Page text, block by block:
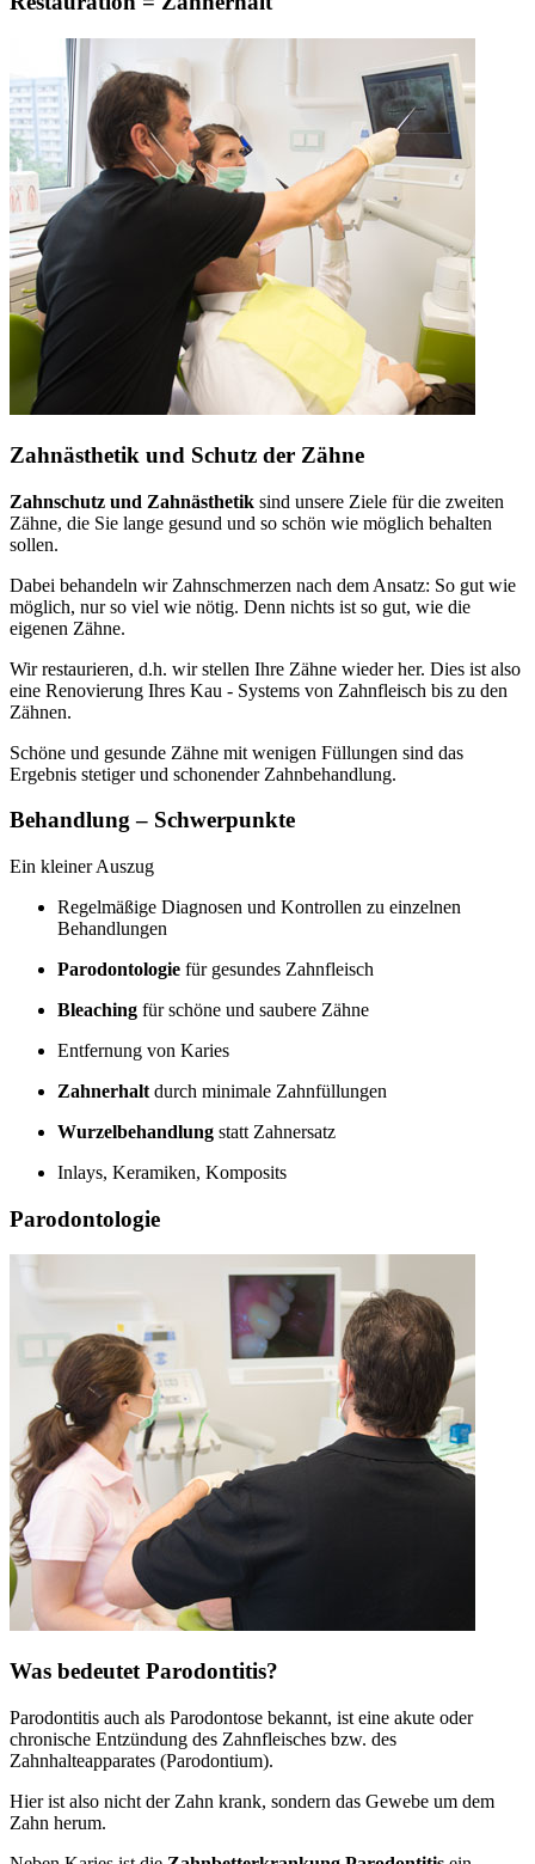
Zahnästhetik und Schutz der Zähne
Zahnschutz und Zahnästhetik sind unsere Ziele für die zweiten
Zähne, die Sie lange gesund und so schön wie möglich behalten
sollen.
Dabei behandeln wir Zahnschmerzen nach dem Ansatz: So gut wie
möglich, nur so viel wie nötig. Denn nichts ist so gut, wie die
eigenen Zähne.
Wir restaurieren, d.h. wir stellen Ihre Zähne wieder her. Dies ist also
eine Renovierung Ihres Kau - Systems von Zahnfleisch bis zu den
Zähnen.
Schöne und gesunde Zähne mit wenigen Füllungen sind das
Ergebnis stetiger und schonender Zahnbehandlung.
Behandlung – Schwerpunkte
Ein kleiner Auszug
Regelmäßige Diagnosen und Kontrollen zu einzelnen
Behandlungen
Parodontologie für gesundes Zahnfleisch
Bleaching für schöne und saubere Zähne
Entfernung von Karies
Zahnerhalt durch minimale Zahnfüllungen
Wurzelbehandlung statt Zahnersatz
Inlays, Keramiken, Komposits
Parodontologie
Was bedeutet Parodontitis?
Parodontitis auch als Parodontose bekannt, ist eine akute oder
chronische Entzündung des Zahnfleisches bzw. des
Zahnhalteapparates (Parodontium).
Hier ist also nicht der Zahn krank, sondern das Gewebe um dem
Zahn herum.